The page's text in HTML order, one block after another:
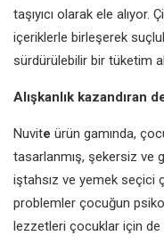
taşıyıcı olarak ele
içeriklerle birleşerek
sürdürülebilir bir tüketim
Alışkanlık kazandıran
Nuvite ürün gamında,
tasarlanmış, şekersiz ve
iştahsız ve yemek seçici
problemler çocuğun
lezzetleri çocuklar için de